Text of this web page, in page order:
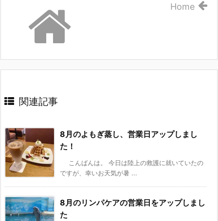
Home
関連記事
8月のよもぎ蒸し、営業日アップしまし
た！
こんばんは。 今日は陸上の救護に就いていたの
ですが、幸いお天気が暑 ...
8月のリンパケアの営業日をアップしまし
た